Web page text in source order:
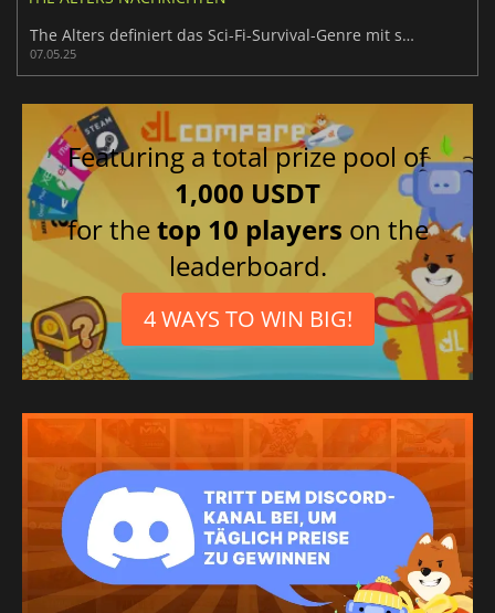
The Alters definiert das Sci-Fi-Survival-Genre mit seinen mutigen Schritten neu
07.05.25
Featuring a total prize pool of
1,000 USDT
for thetop 10 players on the
leaderboard.
4 WAYS TO WIN BIG!